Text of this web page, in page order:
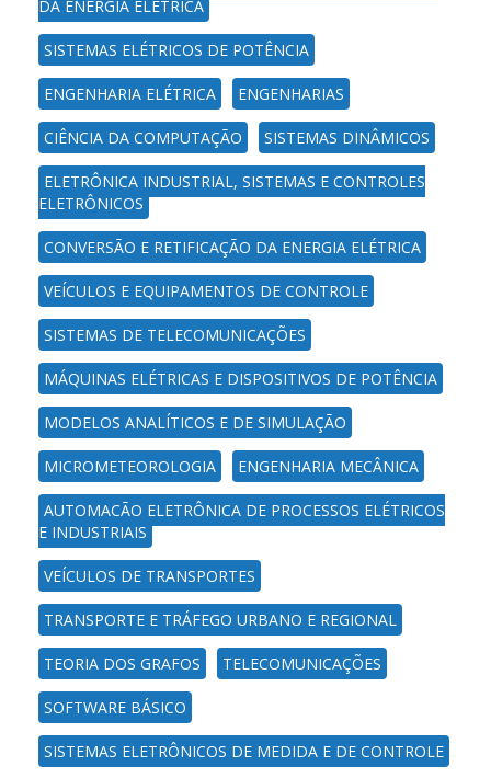
DA ENERGIA ELÉTRICA
SISTEMAS ELÉTRICOS DE POTÊNCIA
ENGENHARIA ELÉTRICA ENGENHARIAS
CIÊNCIA DA COMPUTAÇÃO SISTEMAS DINÂMICOS
ELETRÔNICA INDUSTRIAL, SISTEMAS E CONTROLES
ELETRÔNICOS
CONVERSÃO E RETIFICAÇÃO DA ENERGIA ELÉTRICA
VEÍCULOS E EQUIPAMENTOS DE CONTROLE
SISTEMAS DE TELECOMUNICAÇÕES
MÁQUINAS ELÉTRICAS E DISPOSITIVOS DE POTÊNCIA
MODELOS ANALÍTICOS E DE SIMULAÇÃO
MICROMETEOROLOGIA ENGENHARIA MECÂNICA
AUTOMAÇÃO ELETRÔNICA DE PROCESSOS ELÉTRICOS
E INDUSTRIAIS
VEÍCULOS DE TRANSPORTES
TRANSPORTE E TRÁFEGO URBANO E REGIONAL
TEORIA DOS GRAFOS TELECOMUNICAÇÕES
SOFTWARE BÁSICO
SISTEMAS ELETRÔNICOS DE MEDIDA E DE CONTROLE